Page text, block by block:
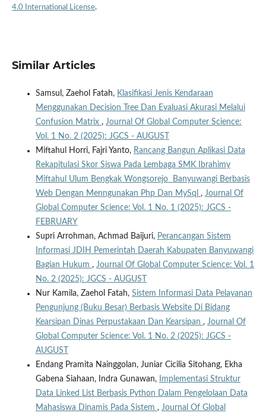
4.0 International License.
Similar Articles
Samsul, Zaehol Fatah, Klasifikasi Jenis Kendaraan
Menggunakan Decision Tree Dan Evaluasi Akurasi Melalui
Confusion Matrix , Journal Of Global Computer Science:
Vol. 1 No. 2 (2025): JGCS - AUGUST
Miftahul Horri, Fajri Yanto, Rancang Bangun Aplikasi Data
Rekapitulasi Skor Siswa Pada Lembaga SMK Ibrahimy
Miftahul Ulum Bengkak Wongsorejo Banyuwangi Berbasis
Web Dengan Menngunakan Php Dan MySql , Journal Of
Global Computer Science: Vol. 1 No. 1 (2025): JGCS -
FEBRUARY
Supri Arrohman, Achmad Baijuri, Perancangan Sistem
Informasi JDIH Pemerintah Daerah Kabupaten Banyuwangi
Bagian Hukum , Journal Of Global Computer Science: Vol. 1
No. 2 (2025): JGCS - AUGUST
Nur Kamila, Zaehol Fatah, Sistem Informasi Data Pelayanan
Pengunjung (Buku Besar) Berbasis Website Di Bidang
Kearsipan Dinas Perpustakaan Dan Kearsipan , Journal Of
Global Computer Science: Vol. 1 No. 2 (2025): JGCS -
AUGUST
Endang Pramita Nainggolan, Juniar Cicilia Sitohang, Ekha
Gabena Siahaan, Indra Gunawan,
Implementasi Struktur
Data Linked List Berbasis Python Dalam Pengelolaan Data
Mahasiswa Dinamis Pada Sistem , Journal Of Global